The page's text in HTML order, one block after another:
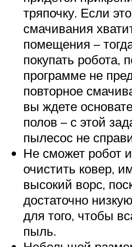
тряпочку. Если
смачивания
помещения –
покупать робота,
программе не
повторное
вы ждете
полов – с этой
пылесос не
Не сможет робот
очистить ковер,
высокий ворс,
достаточно
для того, чтобы
пыль.